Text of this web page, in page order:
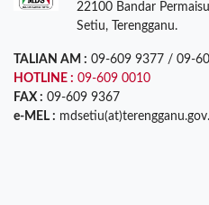
22100 Bandar
Setiu, Terengganu.
TALIAN AM : 09-609 9377 / 09-
HOTLINE : 09-609 0010
FAX : 09-609 9367
e-MEL :